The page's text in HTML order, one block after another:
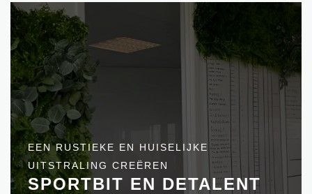
EEN RUSTIEKE EN HUISELIJKE
UITSTRALING CREËREN
SPORTBIT EN DETALENT